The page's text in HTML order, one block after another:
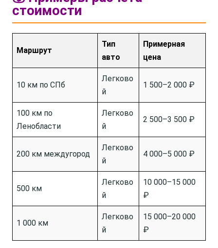
стоимости
Маршрут
Тип
авто
Примерная
цена
10 км по СПб
Легково
й
1 500–2 000 ₽
100 км по
Ленобласти
Легково
й
2 500–3 500 ₽
200 км междугород
Легково
й
4 000–5 000 ₽
500 км
Легково
й
10 000–15 000
₽
1 000 км
Легково
й
15 000–20 000
₽